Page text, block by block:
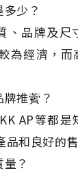
少？
、品牌及尺
為經濟，而
推薲？
AP等都是
和良好的
？